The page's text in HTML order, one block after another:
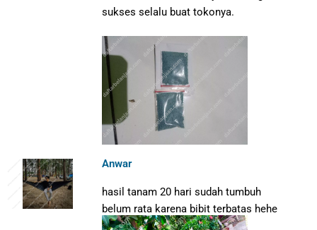
sukses selalu buat tokonya.
Anwar
hasil tanam 20 hari sudah tumbuh
belum rata karena bibit terbatas hehe